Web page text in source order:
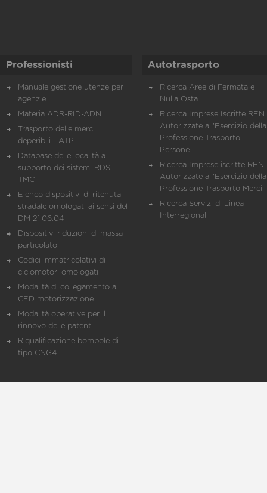
Professionisti
Manuale gestione utenze per
agenzie
Materia ADR-RID-ADN
Trasporto delle merci
deperibili - ATP
Database delle località a
supporto dei sistemi RDS
TMC
Elenco dispositivi di ritenuta
stradale omologati ai sensi del
DM 21.06.04
Dispositivi riduzioni di massa
particolato
Codici immatricolativi di
ciclomotori omologati
Modalità di collegamento al
CED motorizzazione
Modalità operative per il
rinnovo delle patenti
Riqualificazione bombole di
tipo CNG4
Autotrasporto
Ricerca Aree di Fermata e
Nulla Osta
Ricerca Imprese Iscritte REN
Autorizzate all'Esercizio della
Professione Trasporto
Persone
Ricerca Imprese iscritte REN
Autorizzate all'Esercizio della
Professione Trasporto Merci
Ricerca Servizi di Linea
Interregionali